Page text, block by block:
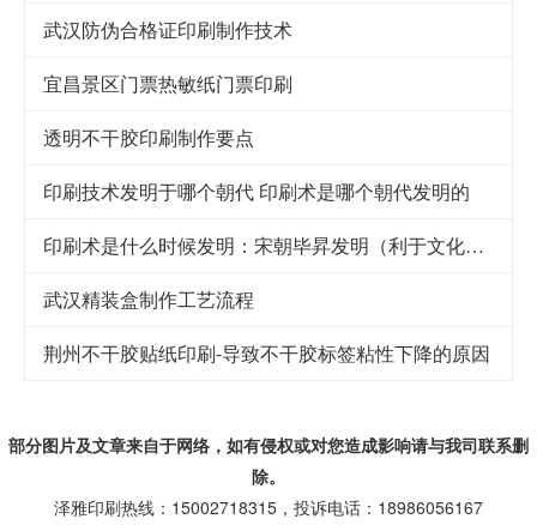
武汉防伪合格证印刷制作技术
宜昌景区门票热敏纸门票印刷
透明不干胶印刷制作要点
印刷技术发明于哪个朝代 印刷术是哪个朝代发明的
印刷术是什么时候发明：宋朝毕昇发明（利于文化传承）
武汉精装盒制作工艺流程
荆州不干胶贴纸印刷-导致不干胶标签粘性下降的原因
部分图片及文章来自于网络，如有侵权或对您造成影响请与我司联系删
除。
泽雅印刷热线：15002718315，投诉电话：18986056167